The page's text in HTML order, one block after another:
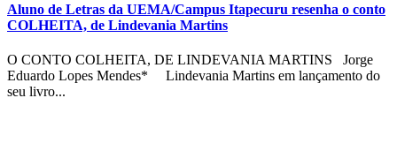
Aluno de Letras da UEMA/Campus Itapecuru resenha o conto
COLHEITA, de Lindevania Martins
O CONTO COLHEITA, DE LINDEVANIA MARTINS Jorge
Eduardo Lopes Mendes* Lindevania Martins em lançamento do
seu livro...